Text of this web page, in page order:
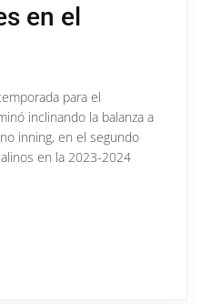
en el
para el
inclinando la balanza a
inning, en el segundo
en la 2023-2024